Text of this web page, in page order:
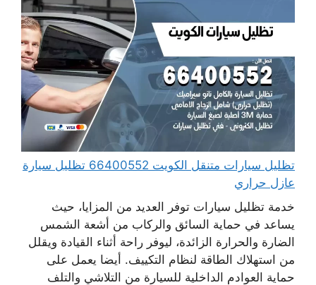
تظليل سيارات متنقل الكويت 66400552 تظليل سيارة
عازل حراري
خدمة تظليل سيارات توفر العديد من المزايا، حيث
يساعد في حماية السائق والركاب من أشعة الشمس
الضارة والحرارة الزائدة، ليوفر راحة أثناء القيادة ويقلل
من استهلاك الطاقة لنظام التكييف. أيضا يعمل على
حماية العوادم الداخلية للسيارة من التلاشي والتلف